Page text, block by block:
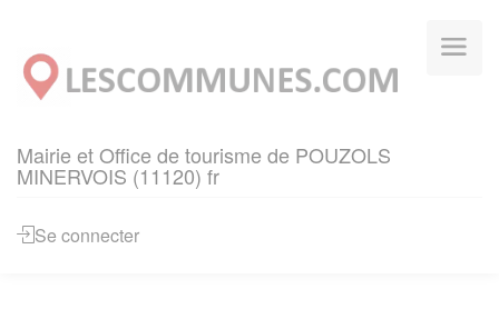
Mairie et Office de tourisme de POUZOLS
MINERVOIS (11120) fr
Se connecter